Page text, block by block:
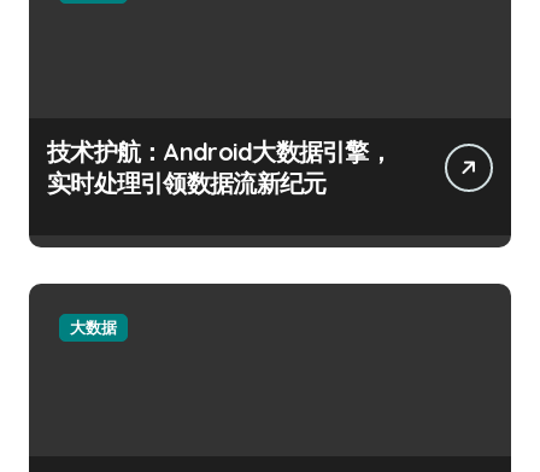
技术护航：Android大数据引擎，
实时处理引领数据流新纪元
大数据